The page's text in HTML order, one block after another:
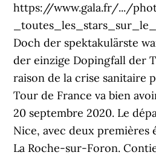
https://www.gala.fr/.../
Doch der spektakulärste
der einzige Dopingfall der
raison de la crise sanitaire
Tour de France va bien
20 septembre 2020. Le
Nice, avec deux premières
La Roche-sur-Foron.